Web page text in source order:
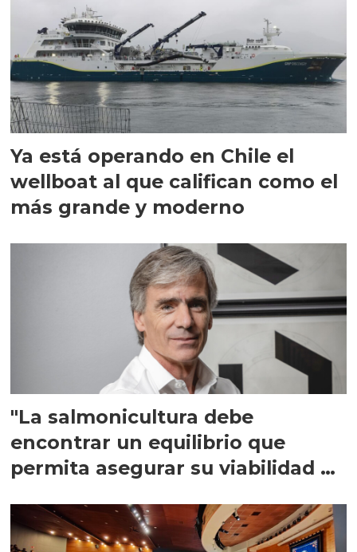
Ya está operando en Chile el
wellboat al que califican como el
más grande y moderno
"La salmonicultura debe
encontrar un equilibrio que
permita asegurar su viabilidad de